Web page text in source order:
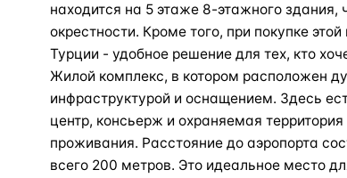
находится на 5 этаже 8-этажного здания,
окрестности. Кроме того, при покупке
Турции - удобное решение для тех, кто
Жилой комплекс, в котором расположен
инфраструктурой и оснащением. Здесь
центр, консьерж и охраняемая
проживания. Расстояние до аэропорта
всего 200 метров. Это идеальное место